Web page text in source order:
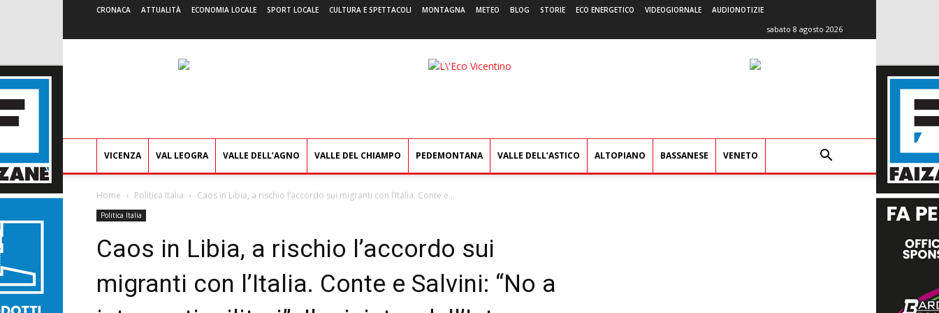
CRONACA ATTUALITÀ ECONOMIA LOCALE SPORT LOCALE CULTURA E SPETTACOLI MONTAGNA METEO BLOG STORIE ECO ENERGETICO VIDEOGIORNALE AUDIONOTIZIE
sabato 8 agosto 2026
L'Eco
VICENZA VAL LEOGRA VALLE DELL’AGNO VALLE DEL CHIAMPO PEDEMONTANA VALLE DELL’ASTICO ALTOPIANO BASSANESE VENETO
Home Politica Italia Caos in Libia, a rischio l’accordo sui migranti con l’Italia. Conte e...
Politica Italia
Caos in Libia, a rischio l’accordo sui
migranti con l’Italia. Conte e Salvini: “No a